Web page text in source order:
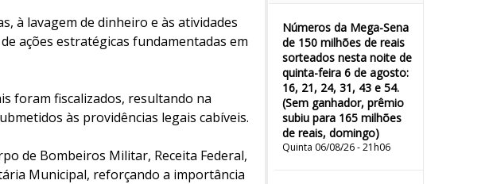
Números da Mega-Sena
de 150 milhões de reais
sorteados nesta noite de
quinta-feira 6 de agosto:
16, 21, 24, 31, 43 e 54.
(Sem ganhador, prêmio
subiu para 165 milhões
de reais, domingo)
Quinta 06/08/26 - 21h06
à lavagem de dinheiro e às atividades
ações estratégicas fundamentadas em
foram fiscalizados, resultando na
às providências legais cabíveis.
de Bombeiros Militar, Receita Federal,
Municipal, reforçando a importância